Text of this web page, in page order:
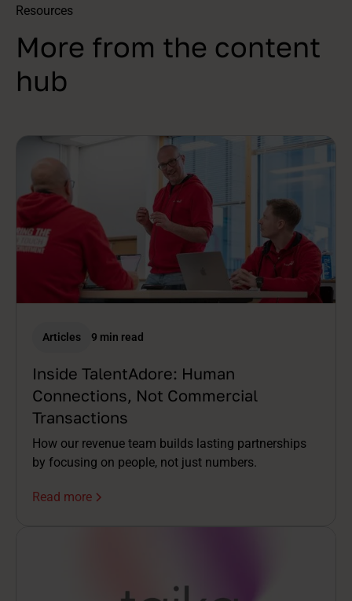
Resources
More from the content
hub
Articles 9 min read
Inside TalentAdore: Human
Connections, Not Commercial
Transactions
How our revenue team builds lasting partnerships
by focusing on people, not just numbers.
Read more